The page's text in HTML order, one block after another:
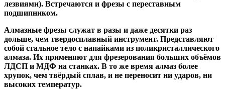
лезвиями). Встречаются и фрезы с переставным
подшипником.
Алмазные фрезы служат в разы и даже десятки раз
дольше, чем твердосплавный инструмент. Представляют
собой стальное тело с напайками из поликристаллического
алмаза. Их применяют для фрезерования больших объёмов
ЛДСП и МДФ на станках. В то же время алмаз более
хрупок, чем твёрдый сплав, и не переносит ни ударов, ни
высоких температур.